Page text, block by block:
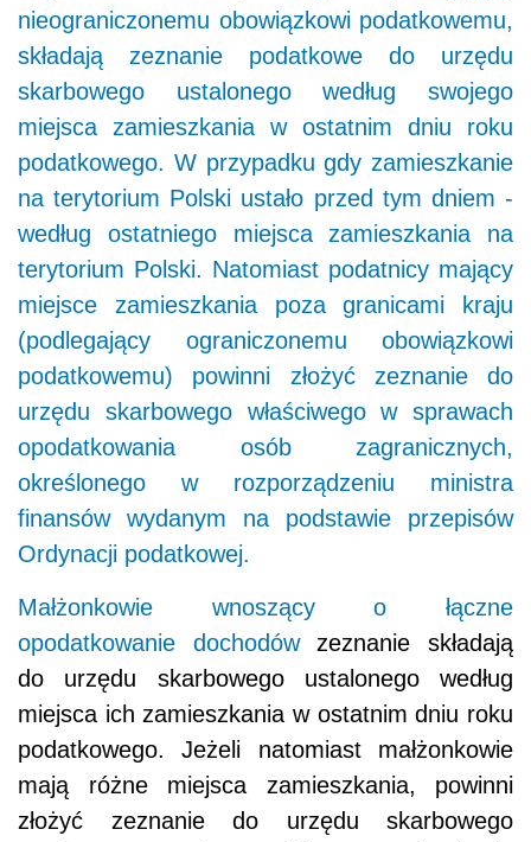
nieograniczonemu obowiązkowi podatkowemu,
składają zeznanie podatkowe do urzędu
skarbowego ustalonego według swojego
miejsca zamieszkania w ostatnim dniu roku
podatkowego. W przypadku gdy zamieszkanie
na terytorium Polski ustało przed tym dniem -
według ostatniego miejsca zamieszkania na
terytorium Polski. Natomiast podatnicy mający
miejsce zamieszkania poza granicami kraju
(podlegający ograniczonemu obowiązkowi
podatkowemu) powinni złożyć zeznanie do
urzędu skarbowego właściwego w sprawach
opodatkowania osób zagranicznych,
określonego w rozporządzeniu ministra
finansów wydanym na podstawie przepisów
Ordynacji podatkowej.
Małżonkowie wnoszący o łączne
opodatkowanie dochodówzeznanie składają
do urzędu skarbowego ustalonego według
miejsca ich zamieszkania w ostatnim dniu roku
podatkowego. Jeżeli natomiast małżonkowie
mają różne miejsca zamieszkania, powinni
złożyć zeznanie do urzędu skarbowego